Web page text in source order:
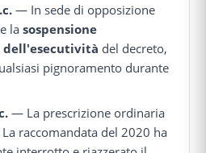
— In sede di opposizione
lasospensione
dell'esecutività del decreto,
pignoramento durante
— La prescrizione ordinaria
raccomandata del 2020 ha